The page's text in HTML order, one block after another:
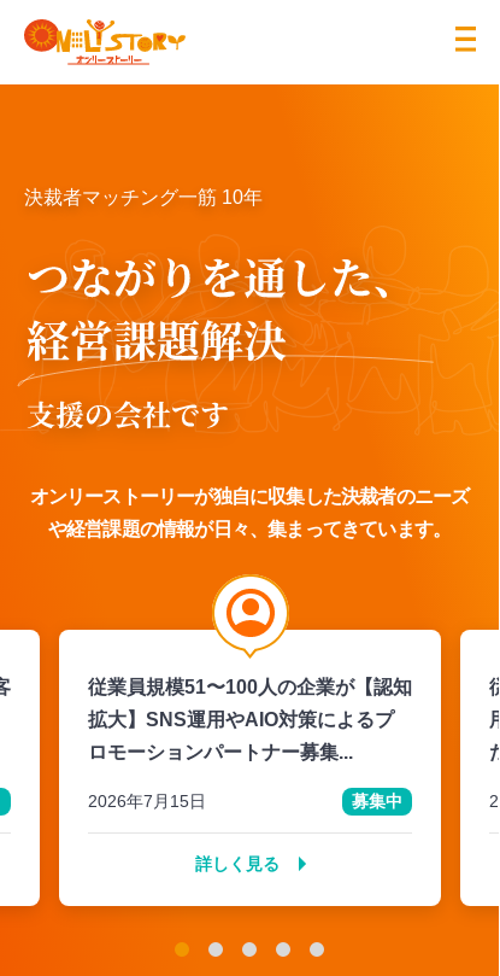
イベント情報
コラム
導入事例
会社概要
決裁者マッチング一筋 10年
オンリーストーリーが独自に収集した決裁者のニーズ
や経営課題の情報が日々、集まってきています。
従業員規模51〜100人の企業が【認知
拡大】SNS運用やAIO対策によるプ
ロモーションパートナー募集...
2026年7月15日 募集中
詳しく見る